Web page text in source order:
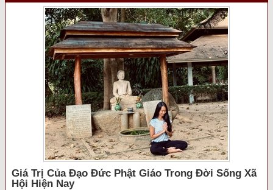
Giá Trị Của Đạo Đức Phật Giáo Trong Đời Sống Xã
Hội Hiện Nay